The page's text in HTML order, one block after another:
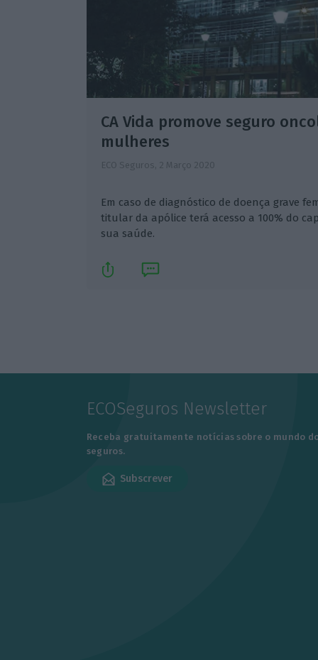
CA Vida promove seguro
mulheres
ECO Seguros, 2 Março 2020
Em caso de diagnóstico de doença grave
titular da apólice terá acesso a 100% do
sua saúde.
ECOSeguros Newsletter
Receba gratuitamente notícias sobre o mundo
seguros.
Subscrever